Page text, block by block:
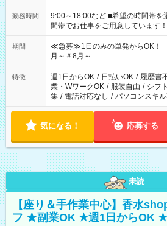
勤務時間
9:00～18:00など ■希望の時間帯を選べます！ ▼
間帯でお仕事をご用意しています
17:00～22:00 13:00～22:00 22:00
期間
≪急募≫1日のみの単発からOK
月～＃8月～
特徴 週1日からOK / 日払いOK / 履歴書
業・WワークOK / 服装自由 / シフ
集 / 電話対応なし / パソコンスキ
気になる！ 応募する
未読
【座り＆手作業中心】香水
フ ★副業OK ★週1日からOK